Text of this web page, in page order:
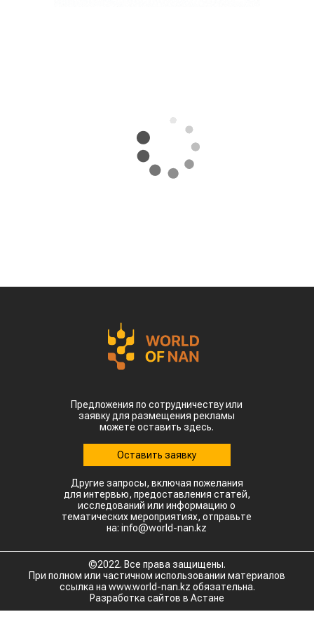
Предложения по сотрудничеству или
заявку для размещения рекламы
можете оставить здесь.
Оставить заявку
Другие запросы, включая пожелания
для интервью, предоставления статей,
исследований или информацию о
тематических мероприятиях, отправьте
на: info@world-nan.kz
©2022. Все права защищены.
При полном или частичном использовании материалов
ссылка на www.world-nan.kz обязательна.
Разработка сайтов в Астане